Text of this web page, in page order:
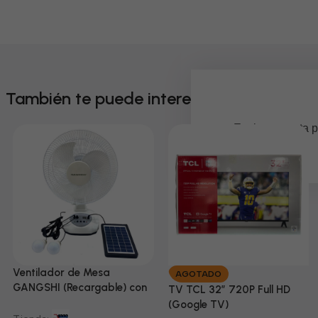
También te puede interesar
Ventilador de Mesa
GANGSHI (Recargable) con
AGOTADO
TV TCL 32” 720P Full HD
(Google TV)
Em breve, esta